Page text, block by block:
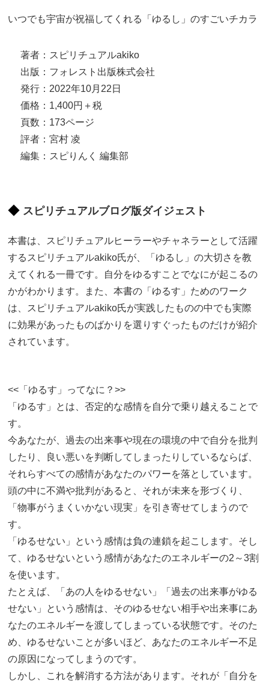
いつでも宇宙が祝福してくれる「ゆるし」のすごいチカラ
著者：スピリチュアルakiko
出版：フォレスト出版株式会社
発行：2022年10月22日
価格：1,400円＋税
頁数：173ページ
評者：宮村 凌
編集：スピりんく 編集部
スピリチュアルブログ版ダイジェスト
本書は、スピリチュアルヒーラーやチャネラーとして活躍
するスピリチュアルakiko氏が、「ゆるし」の大切さを教
えてくれる一冊です。自分をゆるすことでなにが起こるの
かがわかります。また、本書の「ゆるす」ためのワーク
は、スピリチュアルakiko氏が実践したものの中でも実際
に効果があったものばかりを選りすぐったものだけが紹介
されています。
<<「ゆるす」ってなに？>>
「ゆるす」とは、否定的な感情を自分で乗り越えることで
す。
今あなたが、過去の出来事や現在の環境の中で自分を批判
したり、良い悪いを判断してしまったりしているならば、
それらすべての感情があなたのパワーを落としています。
頭の中に不満や批判があると、それが未来を形づくり、
「物事がうまくいかない現実」を引き寄せてしまうので
す。
「ゆるせない」という感情は負の連鎖を起こします。そし
て、ゆるせないという感情があなたのエネルギーの2～3割
を使います。
たとえば、「あの人をゆるせない」「過去の出来事がゆる
せない」という感情は、そのゆるせない相手や出来事にあ
なたのエネルギーを渡してしまっている状態です。そのた
め、ゆるせないことが多いほど、あなたのエネルギー不足
の原因になってしまうのです。
しかし、これを解消する方法があります。それが「自分を